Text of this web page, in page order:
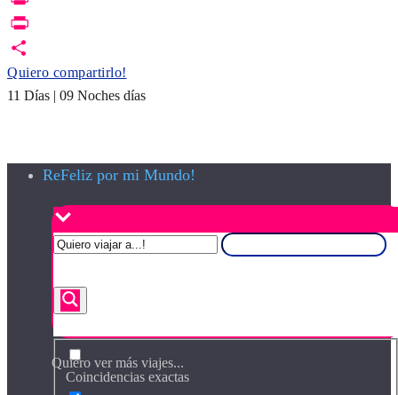
Print
PrintFriendly
Quiero compartirlo!
11 Días | 09 Noches días
ReFeliz por mi Mundo!
Quiero ver más viajes...
Coincidencias exactas